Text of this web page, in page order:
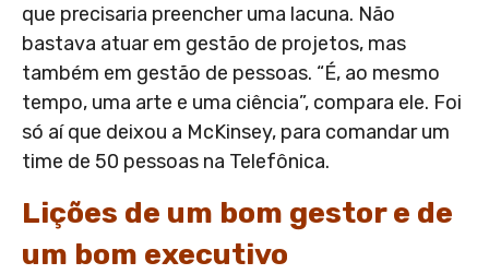
que precisaria preencher uma lacuna. Não
bastava atuar em gestão de projetos, mas
também em gestão de pessoas. “É, ao mesmo
tempo, uma arte e uma ciência”, compara ele. Foi
só aí que deixou a McKinsey, para comandar um
time de 50 pessoas na Telefônica.
Lições de um bom gestor e de
um bom executivo